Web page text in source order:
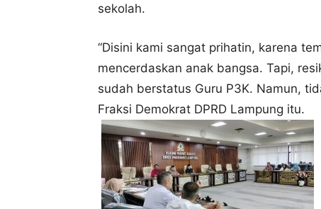
sekolah.
“Disini kami sangat prihatin, karena
mencerdaskan anak bangsa. Tapi,
sudah berstatus Guru P3K. Namun,
Fraksi Demokrat DPRD Lampung itu.